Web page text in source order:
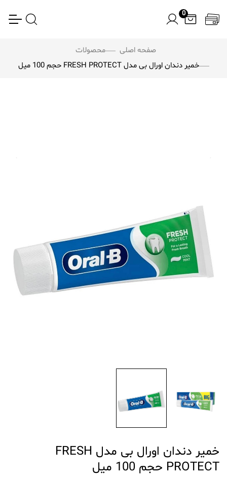
0
صفحه اصلی
محصولات
خمیر دندان اورال بی مدل FRESH PROTECT حجم 100 میل
خمیر دندان اورال بی مدل FRESH
PROTECT حجم 100 میل